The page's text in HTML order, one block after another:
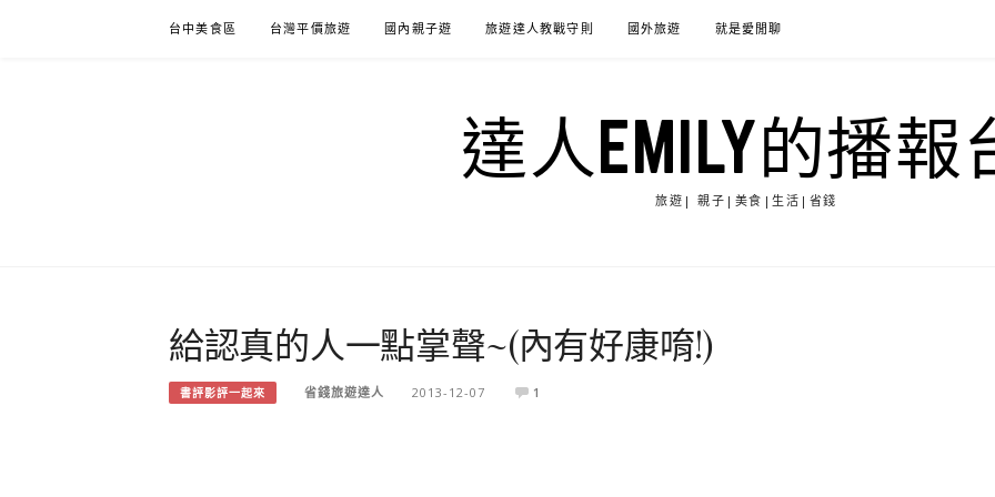
台中美食區 台灣平價旅遊 國內親子遊 旅遊達人教戰守則 國外旅遊 就是愛閒聊
達人EMILY的播報
旅遊| 親子|美食|生活|省錢
給認真的人一點掌聲~(內有好康唷!)
書評影評一起來 省錢旅遊達人 2013-12-07 1